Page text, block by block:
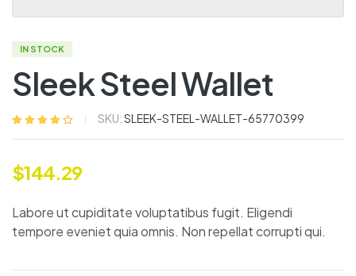
IN STOCK
Sleek Steel Wallet
notations
client
SKU:SLEEK-STEEL-WALLET-65770399
$144.29
Labore ut cupiditate voluptatibus fugit. Eligendi
tempore eveniet quia omnis. Non repellat corrupti qui.